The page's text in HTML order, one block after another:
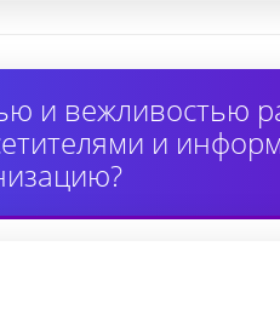
и вежливостью
и